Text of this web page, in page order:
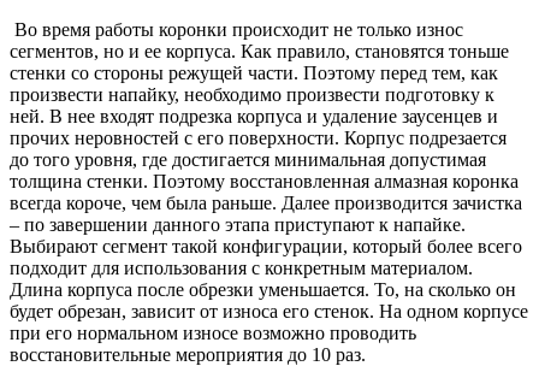
Во время работы коронки происходит не только износ
сегментов, но и ее корпуса. Как правило, становятся тоньше
стенки со стороны режущей части. Поэтому перед тем, как
произвести напайку, необходимо произвести подготовку к
ней. В нее входят подрезка корпуса и удаление заусенцев и
прочих неровностей с его поверхности. Корпус подрезается
до того уровня, где достигается минимальная допустимая
толщина стенки. Поэтому восстановленная алмазная коронка
всегда короче, чем была раньше. Далее производится зачистка
– по завершении данного этапа приступают к напайке.
Выбирают сегмент такой конфигурации, который более всего
подходит для использования с конкретным материалом.
Длина корпуса после обрезки уменьшается. То, на сколько он
будет обрезан, зависит от износа его стенок. На одном корпусе
при его нормальном износе возможно проводить
восстановительные мероприятия до 10 раз.